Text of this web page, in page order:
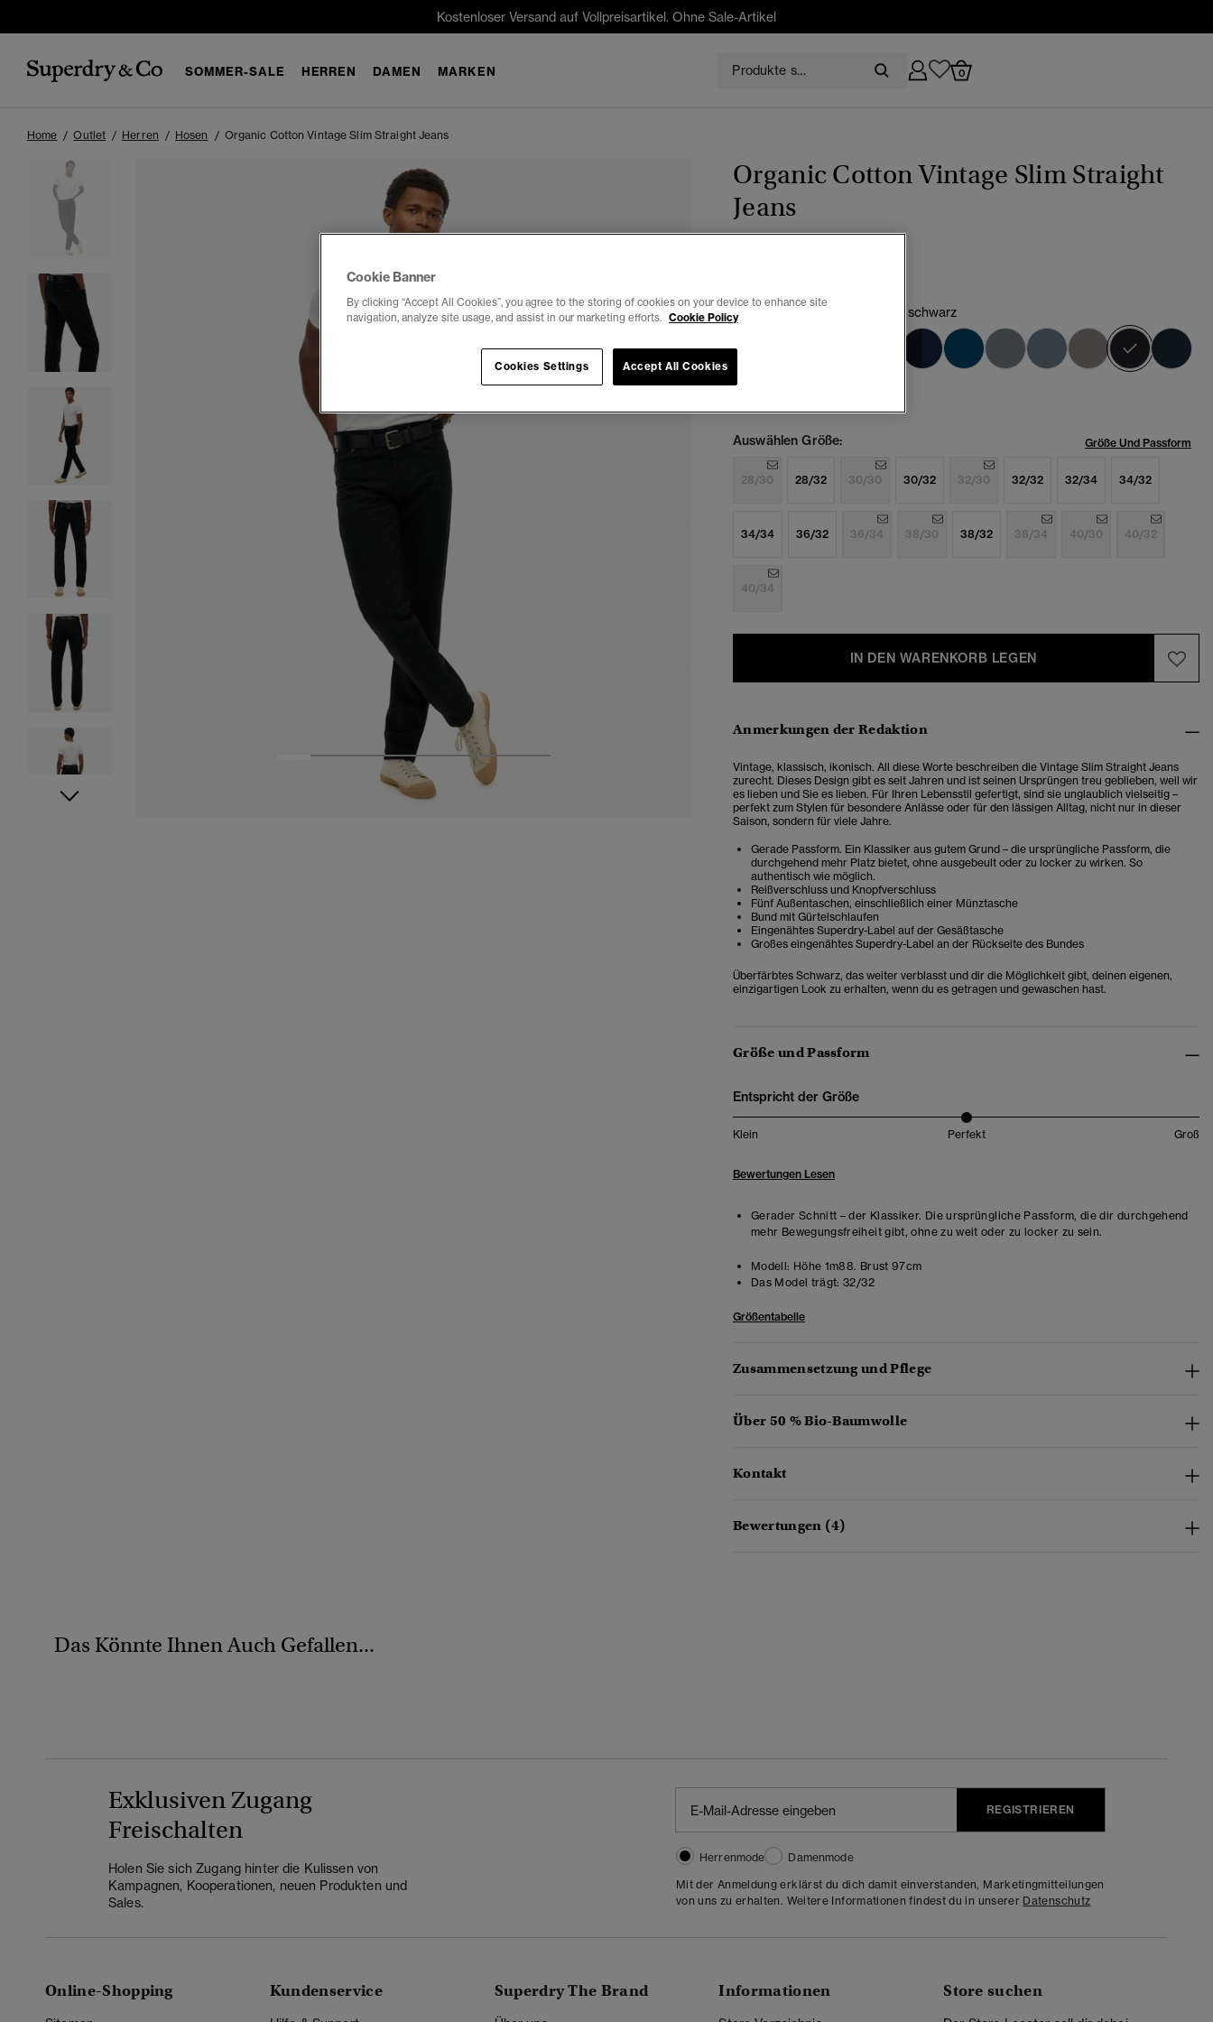
Kostenloser Versand auf Vollpreisartikel. Ohne Sale-Artikel
SOMMER-SALE HERREN DAMEN MARKEN 0
Home Outlet Herren Hosen Organic Cotton Vintage Slim Straight Jeans
4
Organic Cotton Vintage Slim Straight
Jeans
(4)
Farbe: venom verwaschenes schwarz
Auswählen Größe: Größe Und Passform
28/30 28/32 30/30 30/32 32/30 32/32 32/34 34/32
34/34 36/32 36/34 38/30 38/32 38/34 40/30 40/32
40/34
IN DEN WARENKORB LEGEN
Anmerkungen der Redaktion
Vintage, klassisch, ikonisch. All diese Worte beschreiben die Vintage Slim Straight Jeans
zurecht. Dieses Design gibt es seit Jahren und ist seinen Ursprüngen treu geblieben, weil wir
es lieben und Sie es lieben. Für Ihren Lebensstil gefertigt, sind sie unglaublich vielseitig –
perfekt zum Stylen für besondere Anlässe oder für den lässigen Alltag, nicht nur in dieser
Saison, sondern für viele Jahre.
Gerade Passform. Ein Klassiker aus gutem Grund – die ursprüngliche Passform, die
durchgehend mehr Platz bietet, ohne ausgebeult oder zu locker zu wirken. So
authentisch wie möglich.
Reißverschluss und Knopfverschluss
Fünf Außentaschen, einschließlich einer Münztasche
Bund mit Gürtelschlaufen
Eingenähtes Superdry-Label auf der Gesäßtasche
Großes eingenähtes Superdry-Label an der Rückseite des Bundes
Überfärbtes Schwarz, das weiter verblasst und dir die Möglichkeit gibt, deinen eigenen,
einzigartigen Look zu erhalten, wenn du es getragen und gewaschen hast.
Größe und Passform
Entspricht der Größe
Klein Perfekt Groß
Bewertungen Lesen
Gerader Schnitt – der Klassiker. Die ursprüngliche Passform, die dir durchgehend
mehr Bewegungsfreiheit gibt, ohne zu weit oder zu locker zu sein.
Modell: Höhe 1m88. Brust 97cm
Das Model trägt: 32/32
Größentabelle
Zusammensetzung und Pflege
Über 50 % Bio-Baumwolle
Kontakt
Bewertungen (4)
Das Könnte Ihnen Auch Gefallen...
Exklusiven Zugang
Freischalten
Holen Sie sich Zugang hinter die Kulissen von
Kampagnen, Kooperationen, neuen Produkten und
Sales.
REGISTRIEREN
Herrenmode
Damenmode
Mit der Anmeldung erklärst du dich damit einverstanden, Marketingmitteilungen
von uns zu erhalten. Weitere Informationen findest du in unserer Datenschutz
Online-Shopping Kundenservice Superdry The Brand Informationen Store suchen
Cookie Banner
By clicking “Accept All Cookies”, you agree to the storing of cookies on your device to enhance site
navigation, analyze site usage, and assist in our marketing efforts. Cookie Policy
Accept All Cookies
Cookies Settings